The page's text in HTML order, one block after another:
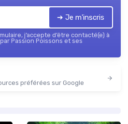
➔ Je m'inscris
j’accepte d’être contacté(e) à
Passion Poissons et ses
préférées sur Google